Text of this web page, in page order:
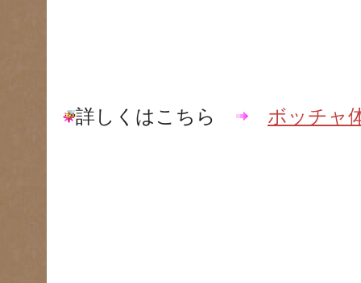
詳しくはこちら ボッチャ